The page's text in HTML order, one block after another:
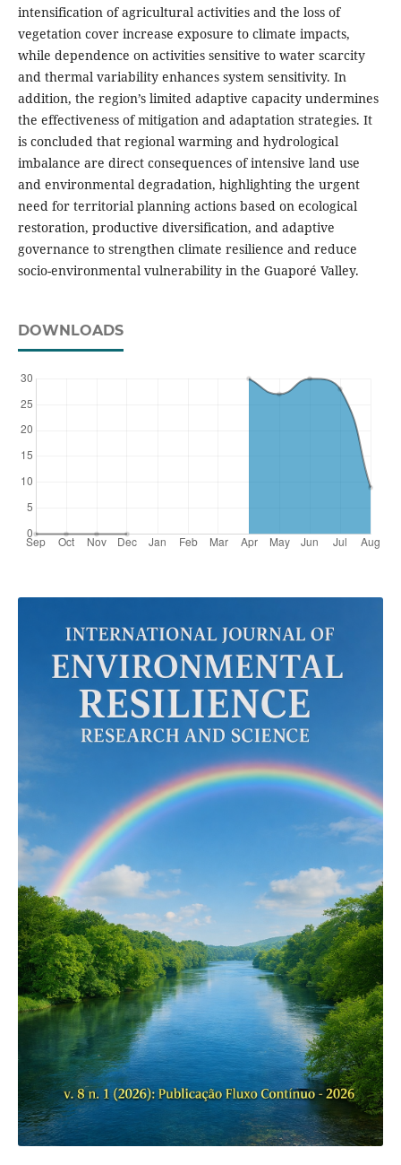
intensification of agricultural activities and the loss of
vegetation cover increase exposure to climate impacts,
while dependence on activities sensitive to water scarcity
and thermal variability enhances system sensitivity. In
addition, the region’s limited adaptive capacity undermines
the effectiveness of mitigation and adaptation strategies. It
is concluded that regional warming and hydrological
imbalance are direct consequences of intensive land use
and environmental degradation, highlighting the urgent
need for territorial planning actions based on ecological
restoration, productive diversification, and adaptive
governance to strengthen climate resilience and reduce
socio-environmental vulnerability in the Guaporé Valley.
DOWNLOADS